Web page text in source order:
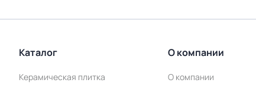
Каталог
Керамическая плитка
О компании
О компании